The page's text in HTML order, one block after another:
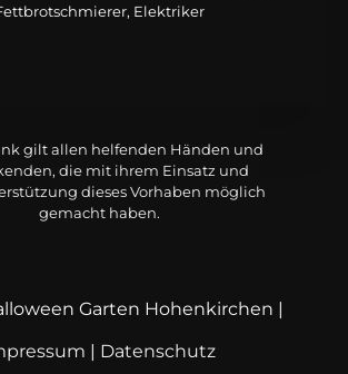
Elektriker
gilt allen helfenden Händen und
die mit ihrem Einsatz und
dieses Vorhaben möglich
gemacht haben.
Garten Hohenkirchen |
| Datenschutz